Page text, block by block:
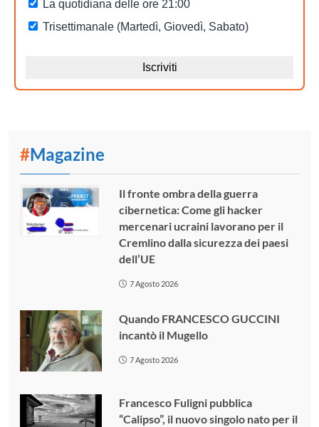
#Magazine
Il fronte ombra della guerra
cibernetica: Come gli hacker
mercenari ucraini lavorano per il
Cremlino dalla sicurezza dei paesi
dell’UE
7 Agosto 2026
Quando FRANCESCO GUCCINI
incantò il Mugello
7 Agosto 2026
Francesco Fuligni pubblica
“Calipso”, il nuovo singolo nato per il